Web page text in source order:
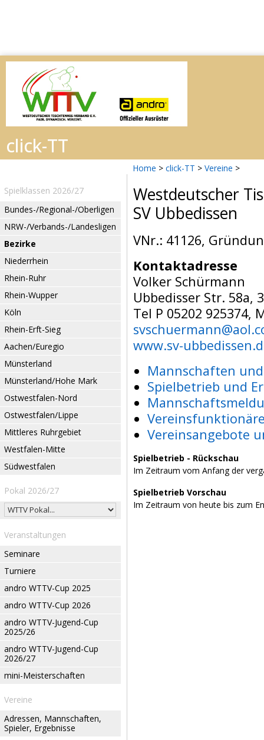
Home > click-TT > Vereine >
Spielklassen 2026/27
Bundes-/Regional-/Oberligen
NRW-/Verbands-/Landesligen
Bezirke
Niederrhein
Rhein-Ruhr
Rhein-Wupper
Köln
Rhein-Erft-Sieg
Aachen/Euregio
Münsterland
Münsterland/Hohe Mark
Ostwestfalen-Nord
Ostwestfalen/Lippe
Mittleres Ruhrgebiet
Westfalen-Mitte
Südwestfalen
Pokal 2026/27
Veranstaltungen
Seminare
Turniere
andro WTTV-Cup 2025
andro WTTV-Cup 2026
andro WTTV-Jugend-Cup
2025/26
andro WTTV-Jugend-Cup
2026/27
mini-Meisterschaften
Vereine
Adressen, Mannschaften,
Spieler, Ergebnisse
Westdeutscher
SV Ubbedissen
VNr.: 41126,
Kontaktadresse
Volker Schürmann
Ubbedisser Str. 58a,
Tel P 05202 925374,
www.sv-
Mannschaften
Spielbetrieb und
Vereinsangebote
Spielbetrieb - Rückschau
Im Zeitraum vom Anfang der
Spielbetrieb Vorschau
Im Zeitraum von heute bis zum